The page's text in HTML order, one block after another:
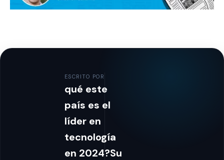
ESCRITO POR
qué este
país es el
líder en
tecnología
en 2024?Su